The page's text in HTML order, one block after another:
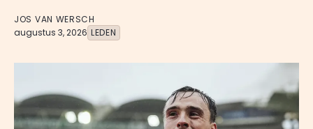
JOS VAN WERSCH
augustus 3, 2026 LEDEN